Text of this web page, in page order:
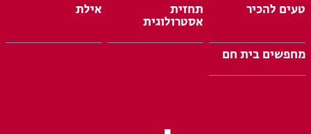
טעים להכיר
תחזית
אסטרולוגית
אילת
מחפשים בית חם